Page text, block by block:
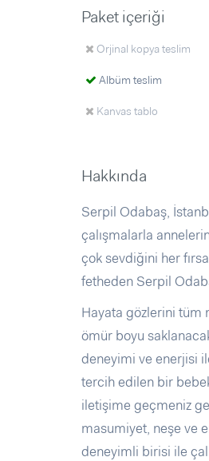
Paket içeriği
Orjinal kopya teslim
Albüm teslim
Kanvas tablo
Hakkında
Serpil Odabaş,
çalışmalarla
çok sevdiğini her
fetheden Serpil
Hayata gözlerini tüm
ömür boyu
deneyimi ve enerjisi
tercih edilen bir
iletişime geçmeniz
masumiyet, neşe ve
deneyimli birisi ile